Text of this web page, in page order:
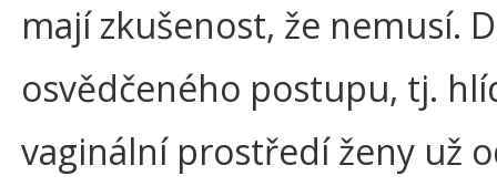
mají zkušenost, že nemusí.
osvědčeného postupu, tj.
vaginální prostředí ženy už